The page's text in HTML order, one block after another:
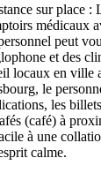
sur place :
médicaux
peut
et des
locaux en ville
le
les
(café) à
à une
calme.